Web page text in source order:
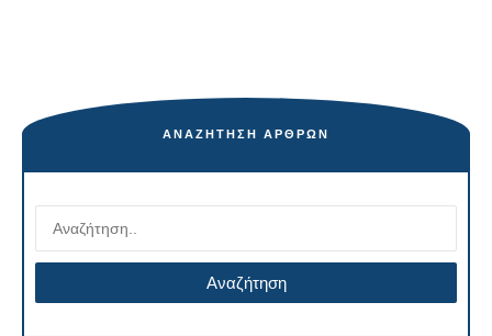
ΑΝΑΖΉΤΗΣΗ ΆΡΘΡΩΝ